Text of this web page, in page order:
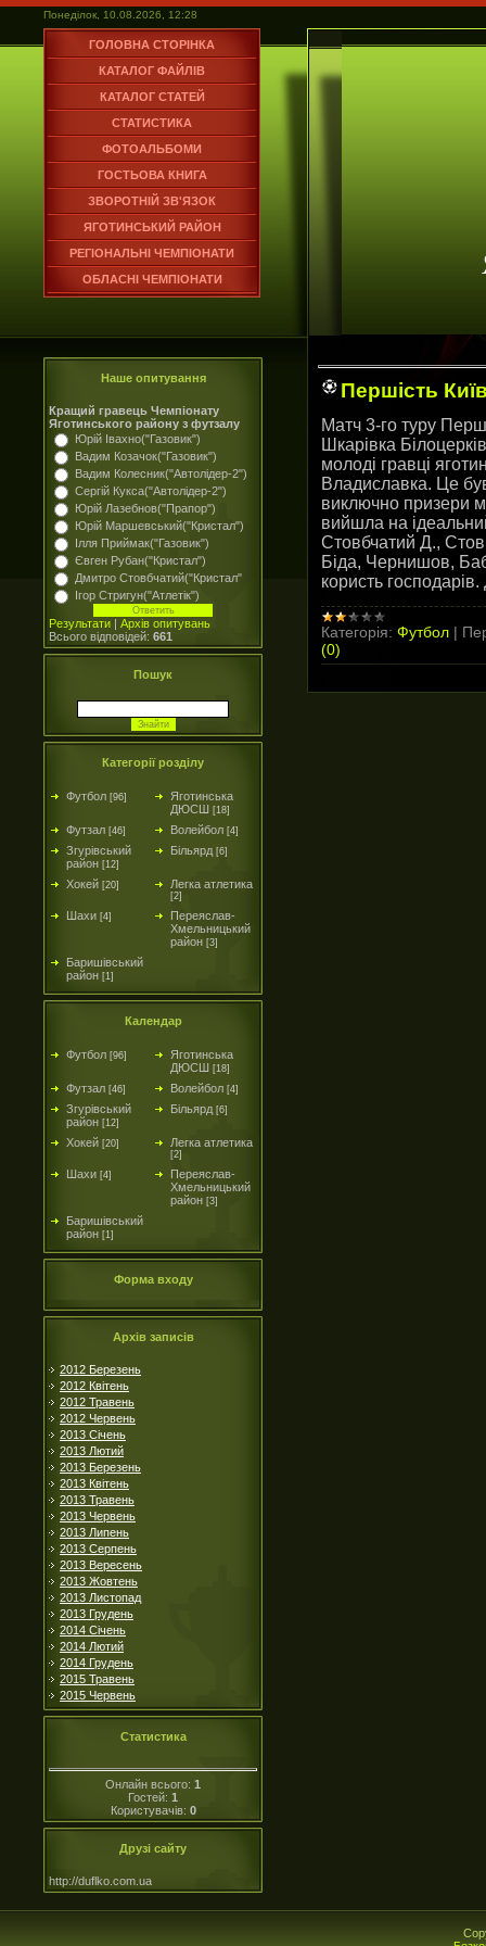
Понеділок, 10.08.2026, 12:28
ГОЛОВНА СТОРІНКА
КАТАЛОГ ФАЙЛІВ
КАТАЛОГ СТАТЕЙ
СТАТИСТИКА
ФОТОАЛЬБОМИ
ГОСТЬОВА КНИГА
ЗВОРОТНІЙ ЗВ'ЯЗОК
ЯГОТИНСЬКИЙ РАЙОН
РЕГІОНАЛЬНІ ЧЕМПІОНАТИ
ОБЛАСНІ ЧЕМПІОНАТИ
Наше опитування
Кращий гравець Чемпіонату
Яготинського району з футзалу
Юрій Івахно("Газовик")
Вадим Козачок("Газовик")
Вадим Колесник("Автолідер-2")
Сергій Кукса("Автолідер-2")
Юрій Лазебнов("Прапор")
Юрій Маршевський("Кристал")
Ілля Приймак("Газовик")
Євген Рубан("Кристал")
Дмитро Стовбчатий("Кристал"
Ігор Стригун("Атлетік")
Результати | Архів опитувань
Всього відповідей: 661
Пошук
Категорії розділу
Футбол [96]
Яготинська
ДЮСШ [18]
Футзал [46] Волейбол [4]
Згурівський
район [12]
Більярд [6]
Хокей [20] Легка атлетика
[2]
Шахи [4]
Переяслав-
Хмельницький
район [3]
Баришівський
район [1]
Календар
Футбол [96]
Яготинська
ДЮСШ [18]
Футзал [46] Волейбол [4]
Згурівський
район [12]
Більярд [6]
Хокей [20] Легка атлетика
[2]
Шахи [4]
Переяслав-
Хмельницький
район [3]
Баришівський
район [1]
Форма входу
Архів записів
2012 Березень
2012 Квітень
2012 Травень
2012 Червень
2013 Січень
2013 Лютий
2013 Березень
2013 Квітень
2013 Травень
2013 Червень
2013 Липень
2013 Серпень
2013 Вересень
2013 Жовтень
2013 Листопад
2013 Грудень
2014 Січень
2014 Лютий
2014 Грудень
2015 Травень
2015 Червень
Статистика
Онлайн всього: 1
Гостей: 1
Користувачів: 0
Друзі сайту
http://duflko.com.ua
Першість
Матч 3-го туру
Шкарівка
молоді гравці
Владиславка. Це
виключно призери
вийшла на
Стовбчатий Д.,
Біда, Чернишов,
користь
Категорія: Футбол |
(0)